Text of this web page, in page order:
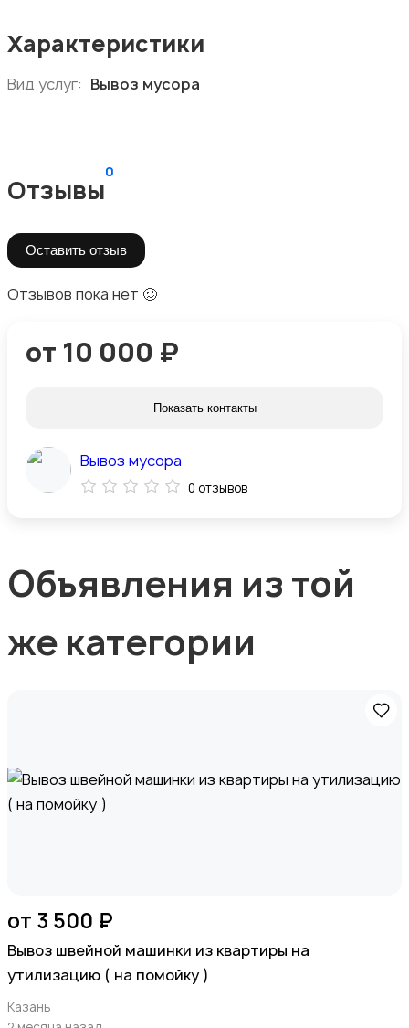
Характеристики
Вид услуг: Вывоз мусора
Отзывы
0
Оставить отзыв
Отзывов пока нет 🥴
от 10 000 ₽
Показать контакты
Вывоз мусора
0 отзывов
Объявления из той
же категории
от 3 500 ₽
Вывоз швейной машинки из квартиры на
утилизацию ( на помойку )
Казань